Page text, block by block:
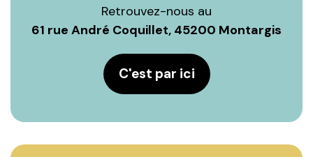
Retrouvez-nous au
61 rue André Coquillet, 45200 Montargis
C'est par ici